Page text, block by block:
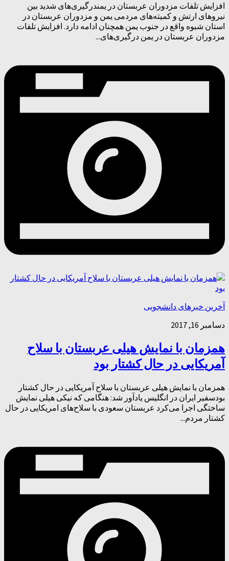
افزایش تلفات مزدوران عربستان در یمندرگیری‌های شدید بین
نیروهای ارتش و کمیته‌های مردمی یمن و مزدوران عربستان در
استان شبوه واقع در جنوب یمن همچنان ادامه دارد. افزایش تلفات
مزدوران عربستان در یمن درگیری‌های...
آخرین خبرهای دانشجویی
دسامبر 16, 2017
همزمان با نمایش هیلی عربستان با سلاح
آمریکایی در حال کشتار بود
همزمان با نمایش هیلی عربستان با سلاح آمریکایی در حال کشتار
بودسفیر ایران در انگلیس یادآور شد: هنگامی که نیکی هیلی نمایش
ساختگی اجرا می‌کرد عربستان سعودی با سلاح‌های امریکایی در حال
کشتار مردم...